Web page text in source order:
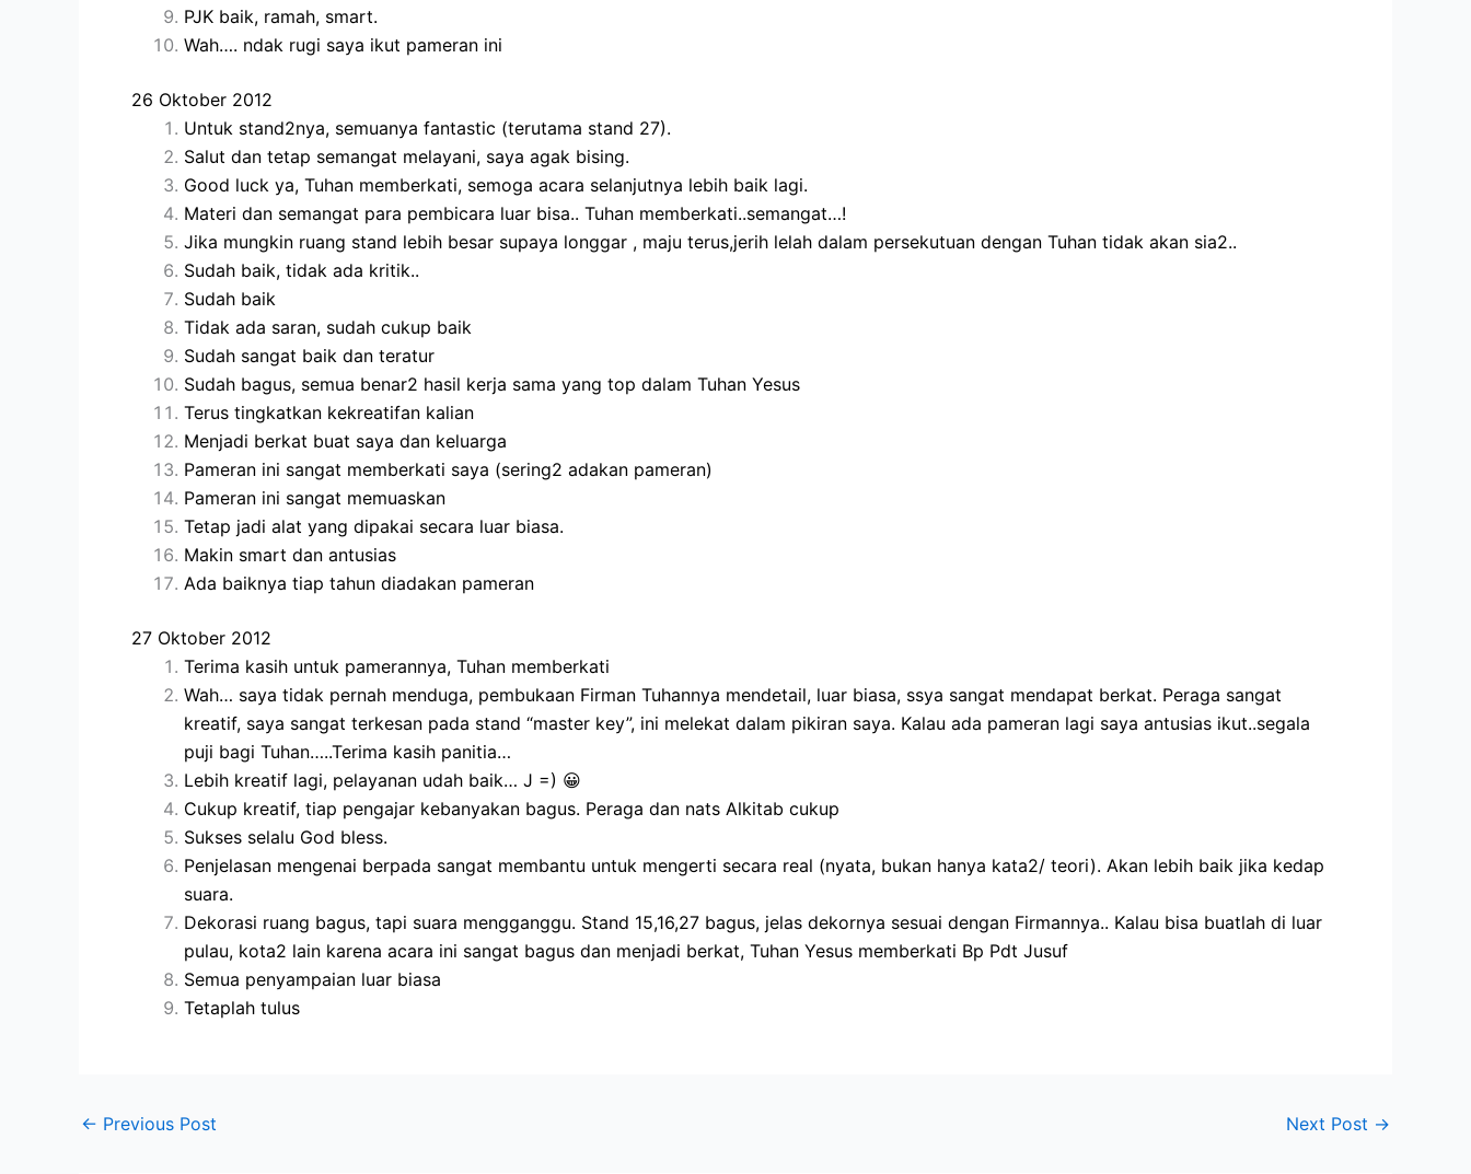
PJK baik, ramah, smart.
Wah…. ndak rugi saya ikut pameran ini
26 Oktober 2012
Untuk stand2nya, semuanya fantastic (terutama stand 27).
Salut dan tetap semangat melayani, saya agak bising.
Good luck ya, Tuhan memberkati, semoga acara selanjutnya lebih baik lagi.
Materi dan semangat para pembicara luar bisa.. Tuhan memberkati..semangat…!
Jika mungkin ruang stand lebih besar supaya longgar , maju terus,jerih lelah dalam persekutuan dengan Tuhan tidak akan sia2..
Sudah baik, tidak ada kritik..
Sudah baik
Tidak ada saran, sudah cukup baik
Sudah sangat baik dan teratur
Sudah bagus, semua benar2 hasil kerja sama yang top dalam Tuhan Yesus
Terus tingkatkan kekreatifan kalian
Menjadi berkat buat saya dan keluarga
Pameran ini sangat memberkati saya (sering2 adakan pameran)
Pameran ini sangat memuaskan
Tetap jadi alat yang dipakai secara luar biasa.
Makin smart dan antusias
Ada baiknya tiap tahun diadakan pameran
27 Oktober 2012
Terima kasih untuk pamerannya, Tuhan memberkati
Wah… saya tidak pernah menduga, pembukaan Firman Tuhannya mendetail, luar biasa, ssya sangat mendapat berkat. Peraga sangat
kreatif, saya sangat terkesan pada stand “master key”, ini melekat dalam pikiran saya. Kalau ada pameran lagi saya antusias ikut..segala
puji bagi Tuhan…..Terima kasih panitia…
Lebih kreatif lagi, pelayanan udah baik… J =) 😀
Cukup kreatif, tiap pengajar kebanyakan bagus. Peraga dan nats Alkitab cukup
Sukses selalu God bless.
Penjelasan mengenai berpada sangat membantu untuk mengerti secara real (nyata, bukan hanya kata2/ teori). Akan lebih baik jika kedap
suara.
Dekorasi ruang bagus, tapi suara mengganggu. Stand 15,16,27 bagus, jelas dekornya sesuai dengan Firmannya.. Kalau bisa buatlah di luar
pulau, kota2 lain karena acara ini sangat bagus dan menjadi berkat, Tuhan Yesus memberkati Bp Pdt Jusuf
Semua penyampaian luar biasa
Tetaplah tulus
← Previous Post Next Post →